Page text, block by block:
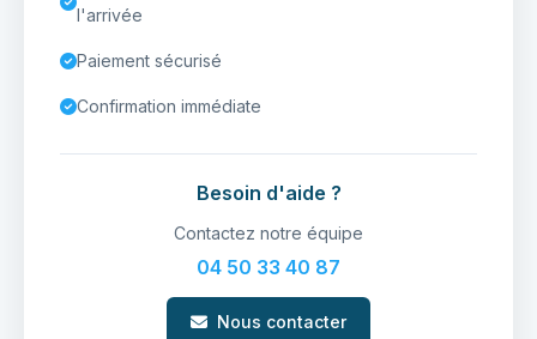
l'arrivée
Paiement sécurisé
Confirmation immédiate
Besoin d'aide ?
Contactez notre équipe
04 50 33 40 87
Nous contacter